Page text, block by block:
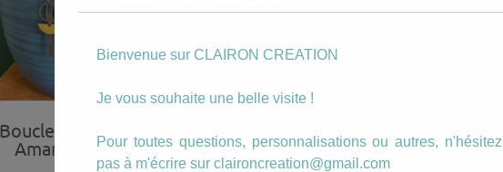
Boucles Cuivrées
Amandine (5)
Boucles Cuivrées
Amandine (4)
Boucles Cuivrées
Amandine (3)
Bienvenue sur CLAIRON CREATION
Je vous souhaite une belle visite !
Pour toutes questions, personnalisations ou autres, n'hésitez
pas à m'écrire sur claironcreation@gmail.com